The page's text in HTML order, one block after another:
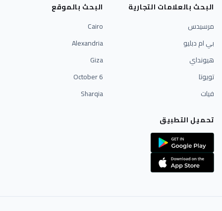
البحث بالعلامات التجارية
مرسيدس
بي ام دبليو
هيونداي
تويوتا
فيات
البحث بالموقع
Cairo
Alexandria
Giza
6 October
Sharqia
تحميل التطبيق